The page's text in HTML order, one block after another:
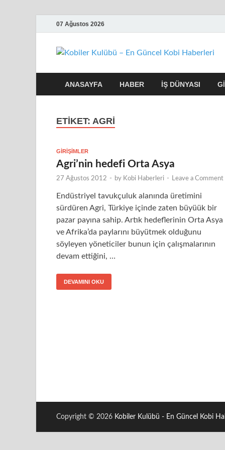
07 Ağustos 2026
ANASAYFA HABER İŞ DÜNYASI
ETIKET: AGRI
GIRIŞIMLER
Agri’nin hedefi Orta Asya
27 Ağustos 2012 - by Kobi Haberleri - Leave a Comment
Endüstriyel tavukçuluk alanında üretimini
sürdüren Agri, Türkiye içinde zaten büyüük bir
pazar payına sahip. Artık hedeflerinin Orta Asya
ve Afrika’da paylarını büyütmek olduğunu
söyleyen yöneticiler bunun için çalışmalarının
devam ettiğini, …
DEVAMINI OKU
Copyright © 2026 Kobiler Kulübü - En Güncel Kobi